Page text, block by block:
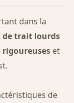
dans la
de trait lourds
et
de